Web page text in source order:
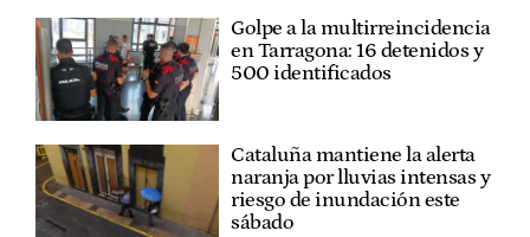
Golpe a la multirreincidencia
en Tarragona: 16 detenidos y
500 identificados
Cataluña mantiene la alerta
naranja por lluvias intensas y
riesgo de inundación este
sábado